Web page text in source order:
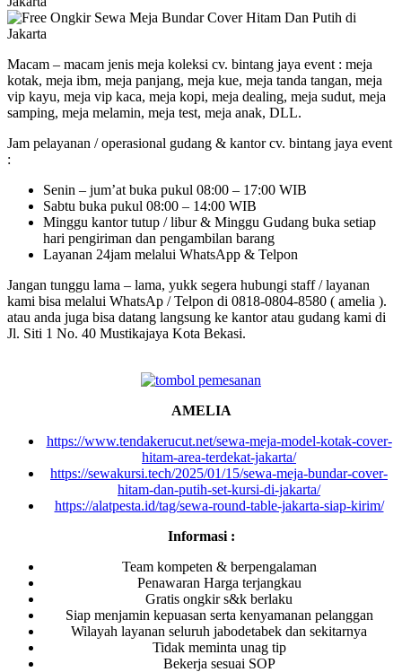
Macam – macam jenis meja koleksi cv. bintang jaya event : meja
kotak, meja ibm, meja panjang, meja kue, meja tanda tangan, meja
vip kayu, meja vip kaca, meja kopi, meja dealing, meja sudut, meja
samping, meja melamin, meja test, meja anak, DLL.
Jam pelayanan / operasional gudang & kantor cv. bintang jaya event
:
Senin – jum’at buka pukul 08:00 – 17:00 WIB
Sabtu buka pukul 08:00 – 14:00 WIB
Minggu kantor tutup / libur & Minggu Gudang buka setiap
hari pengiriman dan pengambilan barang
Layanan 24jam melalui WhatsApp & Telpon
Jangan tunggu lama – lama, yukk segera hubungi staff / layanan
kami bisa melalui WhatsAp / Telpon di 0818-0804-8580 ( amelia ).
atau anda juga bisa datang langsung ke kantor atau gudang kami di
Jl. Siti 1 No. 40 Mustikajaya Kota Bekasi.
AMELIA
https://www.tendakerucut.net/sewa-meja-model-kotak-cover-
hitam-area-terdekat-jakarta/
https://sewakursi.tech/2025/01/15/sewa-meja-bundar-cover-
hitam-dan-putih-set-kursi-di-jakarta/
https://alatpesta.id/tag/sewa-round-table-jakarta-siap-kirim/
Informasi :
Team kompeten & berpengalaman
Penawaran Harga terjangkau
Gratis ongkir s&k berlaku
Siap menjamin kepuasan serta kenyamanan pelanggan
Wilayah layanan seluruh jabodetabek dan sekitarnya
Tidak meminta unag tip
Bekerja sesuai SOP